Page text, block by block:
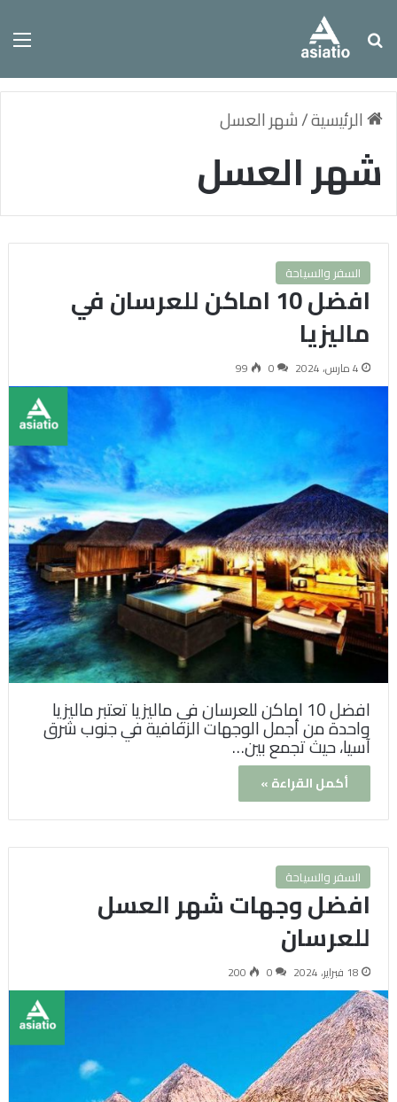
بحث عن
الرئيسية/شهر العسل
شهر العسل
السفر والسياحة
افضل 10 اماكن للعرسان في
ماليزيا
4 مارس، 2024 0
99
افضل 10 اماكن للعرسان في ماليزيا تعتبر ماليزيا
واحدة من أجمل الوجهات الزفافية في جنوب شرق
آسيا، حيث تجمع بين…
أكمل القراءة »
السفر والسياحة
افضل وجهات شهر العسل
للعرسان
18 فبراير، 2024 0
200